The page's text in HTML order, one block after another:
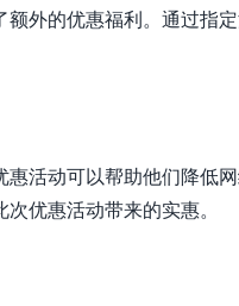
额外的优惠福利。通过指
惠活动可以帮助他们降低
优惠活动带来的实惠。